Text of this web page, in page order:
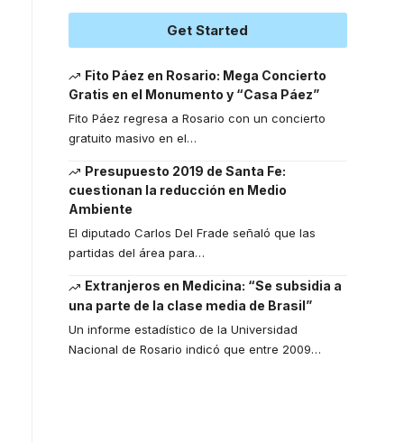
Get Started
Fito Páez en Rosario: Mega Concierto
Gratis en el Monumento y “Casa Páez”
Fito Páez regresa a Rosario con un concierto
gratuito masivo en el…
Presupuesto 2019 de Santa Fe:
cuestionan la reducción en Medio
Ambiente
El diputado Carlos Del Frade señaló que las
partidas del área para…
Extranjeros en Medicina: “Se subsidia a
una parte de la clase media de Brasil”
Un informe estadístico de la Universidad
Nacional de Rosario indicó que entre 2009…